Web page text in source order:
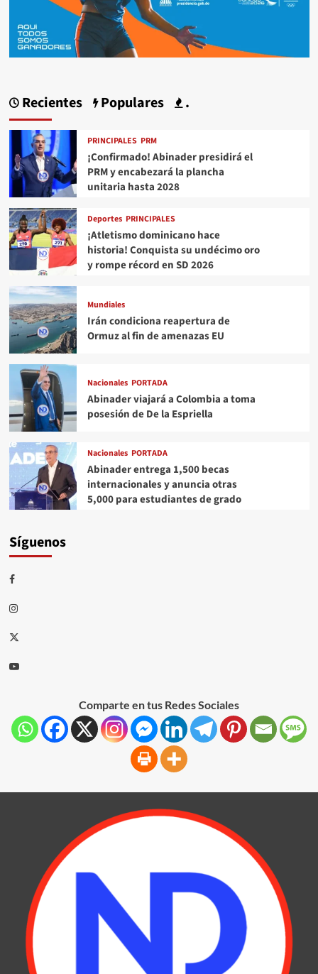
Recientes Populares .
PRINCIPALES PRM
¡Confirmado! Abinader presidirá el
PRM y encabezará la plancha
unitaria hasta 2028
Deportes PRINCIPALES
¡Atletismo dominicano hace
historia! Conquista su undécimo oro
y rompe récord en SD 2026
Mundiales
Irán condiciona reapertura de
Ormuz al fin de amenazas EU
Nacionales PORTADA
Abinader viajará a Colombia a toma
posesión de De la Espriella
Nacionales PORTADA
Abinader entrega 1,500 becas
internacionales y anuncia otras
5,000 para estudiantes de grado
Síguenos
Comparte en tus Redes Sociales